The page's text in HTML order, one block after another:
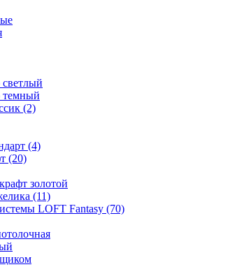
темный
(2)
(4)
(20)
золотой
(11)
LOFT Fantasy (70)